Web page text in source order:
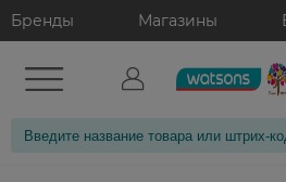
Бренды Магазины